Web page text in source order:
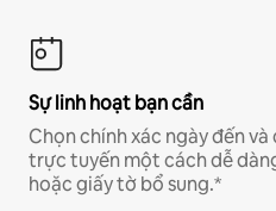
Sự linh hoạt bạn cần
Chọn chính xác ngày đến
trực tuyến một cách dễ
hoặc giấy tờ bổ sung.*